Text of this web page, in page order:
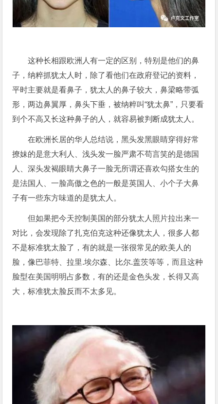
这种长相跟欧洲人有一定的区别，特别是他们的鼻
子，纳粹抓犹太人时，除了看他们在政府登记的资料，
平时主要就是看鼻子，犹太人的鼻子较大，鼻梁略带弧
形，两边鼻翼厚，鼻头下垂，被纳粹叫“犹太鼻”，只要看
到个不高又长这种鼻子的人，就容易被判断成犹太人。
在欧洲长居的华人总结说，黑头发黑眼睛穿得好常
撩妹的是意大利人、浅头发一脸严肃不苟言笑的是德国
人、深头发褐眼睛大鼻子一脸无所谓还喜欢勾搭女生的
是法国人、一脸高傲之色的一般是英国人、小个子大鼻
子有一些东方味道的是犹太人。
但如果把今天控制美国的部分犹太人照片拉出来一
对比，会发现除了扎克伯克这种还像犹太人，很多人都
不是标准犹太脸了，有的就是一张很常见的欧美人的
脸，像巴菲特、拉里.埃尔森、比尔.盖茨等等，而且这种
脸型在美国明明占多数，有的还是金色头发，长得又高
大，标准犹太脸反而不太多见。